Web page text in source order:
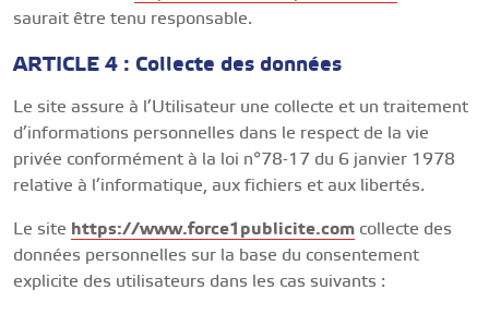
saurait être tenu responsable.
ARTICLE 4 : Collecte des données
Le site assure à l’Utilisateur une collecte et un traitement
d’informations personnelles dans le respect de la vie
privée conformément à la loi n°78-17 du 6 janvier 1978
relative à l’informatique, aux fichiers et aux libertés.
Le site https://www.force1publicite.com collecte des
données personnelles sur la base du consentement
explicite des utilisateurs dans les cas suivants :